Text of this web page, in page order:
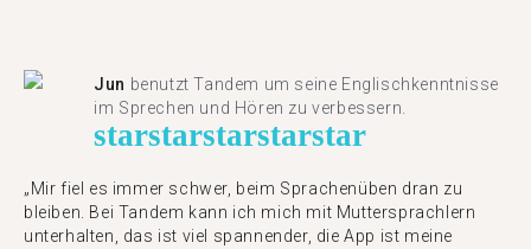
Jun benutzt Tandem um seine Englischkenntnisse
im Sprechen und Hören zu verbessern.
starstarstarstarstar
„Mir fiel es immer schwer, beim Sprachenüben dran zu
bleiben. Bei Tandem kann ich mich mit Muttersprachlern
unterhalten, das ist viel spannender, die App ist meine